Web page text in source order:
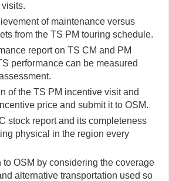
of maintenance versus
from the TS PM touring schedule.
report on TS CM and PM
performance can be measured
of the TS PM incentive visit and
price and submit it to OSM.
stock report and its completeness
physical in the region every
to OSM by considering the coverage
alternative transportation used so